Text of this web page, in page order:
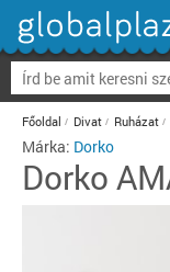
Főoldal Divat Ruházat
Márka: Dorko
Dorko